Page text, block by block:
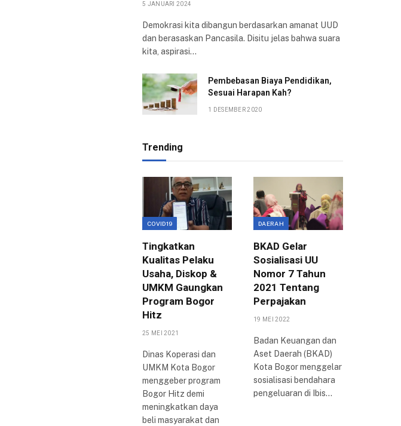
5 JANUARI 2024
Demokrasi kita dibangun berdasarkan amanat UUD
dan berasaskan Pancasila. Disitu jelas bahwa suara
kita, aspirasi…
Pembebasan Biaya Pendidikan,
Sesuai Harapan Kah?
1 DESEMBER 2020
Trending
COVID19
Tingkatkan
Kualitas Pelaku
Usaha, Diskop &
UMKM Gaungkan
Program Bogor
Hitz
25 MEI 2021
Dinas Koperasi dan
UMKM Kota Bogor
menggeber program
Bogor Hitz demi
meningkatkan daya
beli masyarakat dan
DAERAH
BKAD Gelar
Sosialisasi UU
Nomor 7 Tahun
2021 Tentang
Perpajakan
19 MEI 2022
Badan Keuangan dan
Aset Daerah (BKAD)
Kota Bogor menggelar
sosialisasi bendahara
pengeluaran di Ibis…